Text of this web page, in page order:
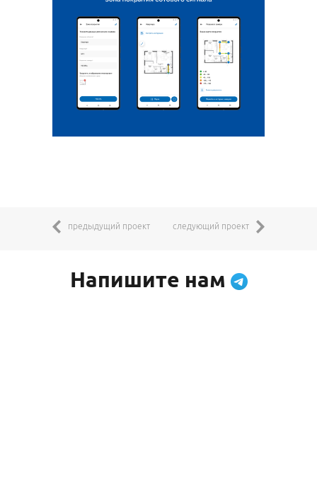
предыдущий проект следующий проект
Напишите нам